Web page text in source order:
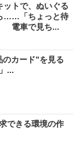
ットで、ぬいぐる
……「ちょっと待
電車で見ち...
カード”を見る
...
できる環境の作